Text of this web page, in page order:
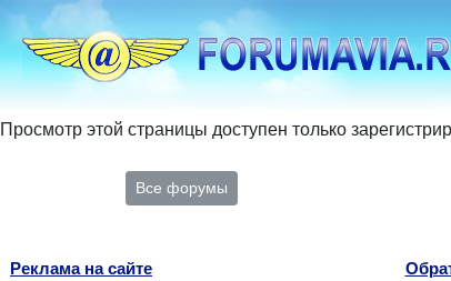
Просмотр этой страницы доступен только
Все форумы
Реклама на сайте